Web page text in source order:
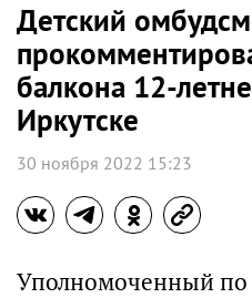
Детский
балкона 12-
Иркутске
30 ноября 2022 15:23
Уполномоченный по